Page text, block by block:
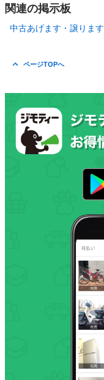
関連の掲示板
中古あげます・譲ります
ページTOPへ